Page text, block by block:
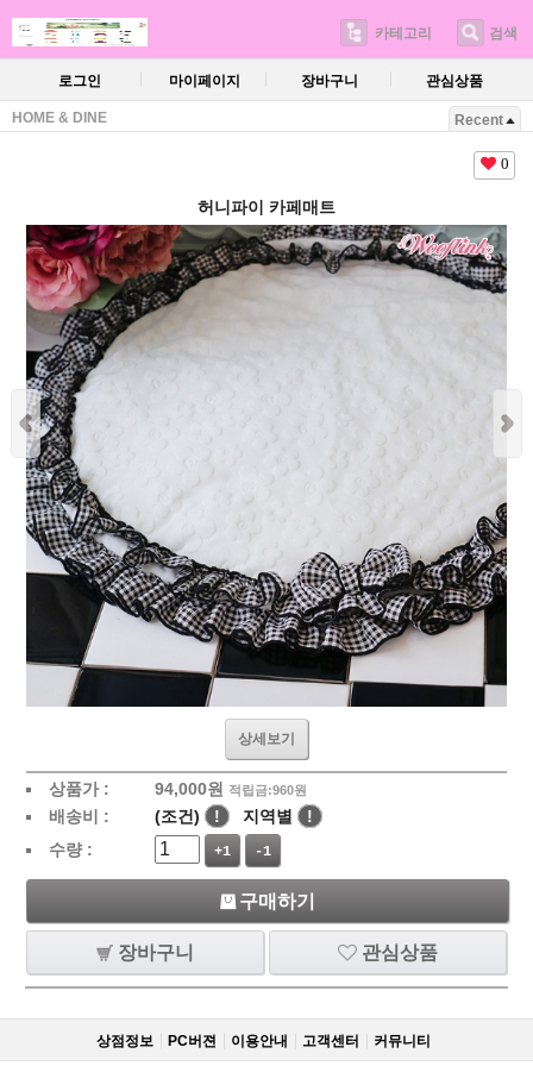
카테고리 검색
로그인 마이페이지 장바구니 관심상품
HOME & DINE Recent
0
허니파이 카페매트
상세보기
상품가 : 94,000원 적립금:960원
배송비 : (조건) ! 지역별
!
수량 :
+1 -1
구매하기
장바구니 관심상품
상점정보 PC버젼 이용안내 고객센터 커뮤니티